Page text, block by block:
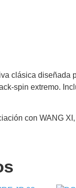
clásica
spin extremo.
con WANG